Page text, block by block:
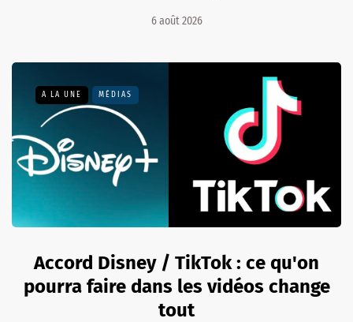
6 août 2026
A LA UNE MÉDIAS
Accord Disney / TikTok : ce qu'on
pourra faire dans les vidéos change
tout